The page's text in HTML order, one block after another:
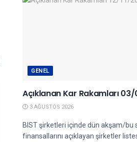
GENEL
Açıklanan Kar Rakamları
3 AĞUSTOS 2026
BIST şirketleri içinde dün akşam/bu
finansallarını açıklayan şirketler